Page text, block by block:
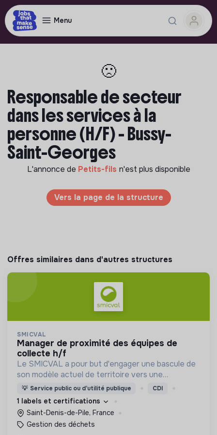
Menu
🙁
Responsable de secteur
dans les services à la
personne (H/F) - Bussy-
Saint-Georges
L'annonce de Petits-fils n'est plus disponible
Vers la page de la structure
Offres similaires dans d'autres structures
SMICVAL
manager de proximité des équipes de
collecte h/f
Le SMICVAL a pour but d'engager une bascule de
son modèle actuel de territoire vers une
dynamique positive Zero Waste.
💡 Service public ou d’utilité publique CDI
1 labels et certifications
Saint-Denis-de-Pile, France
Gestion des déchets